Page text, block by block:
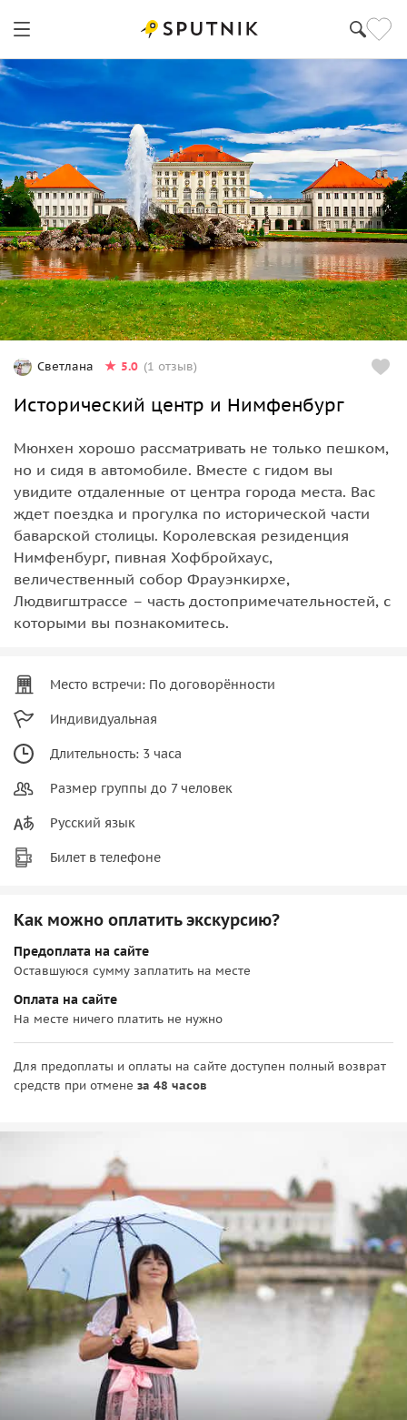
Светлана 5.0 (1 отзыв)
Исторический центр и Нимфенбург
Мюнхен хорошо рассматривать не только пешком,
но и сидя в автомобиле. Вместе с гидом вы
увидите отдаленные от центра города места. Вас
ждет поездка и прогулка по исторической части
баварской столицы. Королевская резиденция
Нимфенбург, пивная Хофбройхаус,
величественный собор Фрауэнкирхе,
Людвигштрассе – часть достопримечательностей, с
которыми вы познакомитесь.
Место встречи: По договорённости
Индивидуальная
Длительность: 3 часа
Размер группы до 7 человек
Русский язык
Билет в телефоне
Как можно оплатить экскурсию?
Предоплата на сайте
Оставшуюся сумму заплатить на месте
Оплата на сайте
На месте ничего платить не нужно
Для предоплаты и оплаты на сайте доступен полный возврат
средств при отмене за 48 часов